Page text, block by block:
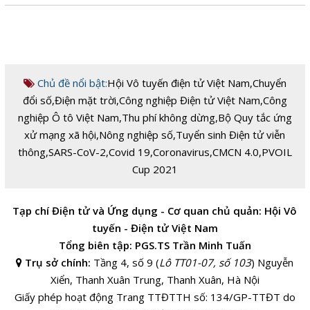
Chủ đề nổi bật:Hội Vô tuyến điện tử Việt Nam,Chuyển
đổi số,Điện mặt trời,Công nghiệp Điện tử Việt Nam,Công
nghiệp Ô tô Việt Nam,Thu phí không dừng,Bộ Quy tắc ứng
xử mạng xã hội,Nông nghiệp số,Tuyển sinh Điện tử viễn
thông,SARS-CoV-2,Covid 19,Coronavirus,CMCN 4.0,PVOIL
Cup 2021
Tạp chí Điện tử và Ứng dụng - Cơ quan chủ quản: Hội Vô
tuyến - Điện tử Việt Nam
Tổng biên tập: PGS.TS Trần Minh Tuấn
Trụ sở chính: Tầng 4, số 9 (Lô TT01-07, số 103) Nguyễn
Xiển, Thanh Xuân Trung, Thanh Xuân, Hà Nội
Giấy phép hoạt động Trang TTĐTTH số: 134/GP-TTĐT do